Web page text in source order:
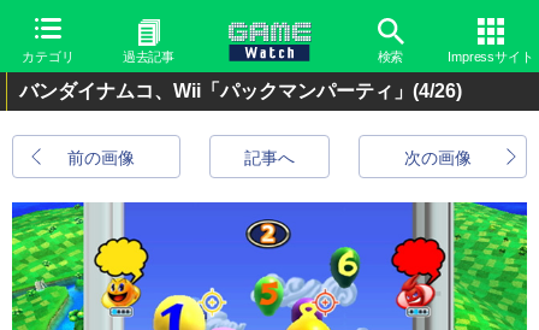
カテゴリ 過去記事 検索 Impressサイト
バンダイナムコ、Wii「パックマンパーティ」 (4/26)
前の画像 次の画像
記事へ